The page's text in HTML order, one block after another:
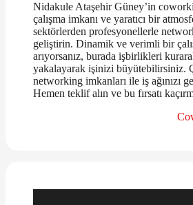
Nidakule Ataşehir Güney’in
çalışma imkanı ve yaratıcı bir
sektörlerden profesyonellerle
geliştirin. Dinamik ve verimli bir
arıyorsanız, burada işbirlikleri
yakalayarak işinizi büyütebilirsiniz.
networking imkanları ile iş ağınızı
Hemen teklif alın ve bu fırsatı